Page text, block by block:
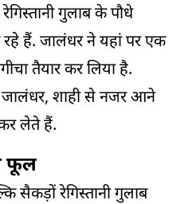
गुलाब के पौधे
हैं. जालंधर ने यहां पर एक
तैयार कर लिया है.
जालंधर, शाही से नजर आने
कर लेते हैं.
फूल
सैकड़ों रेगिस्तानी गुलाब